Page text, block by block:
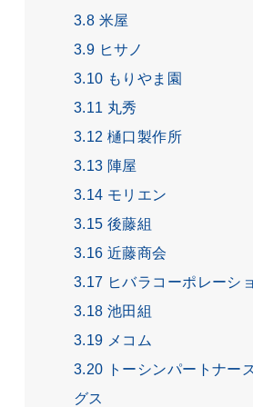
3.8 米屋
3.9 ヒサノ
3.10 もりやま園
3.11 丸秀
3.12 樋口製作所
3.13 陣屋
3.14 モリエン
3.15 後藤組
3.16 近藤商会
3.17 ヒバラコーポレーシ
3.18 池田組
3.19 メコム
3.20 トーシンパートナー
グス